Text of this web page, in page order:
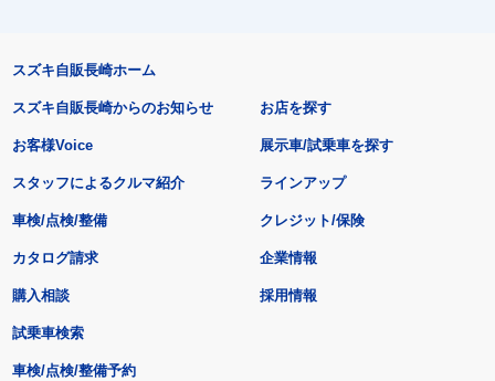
スズキ自販長崎ホーム
スズキ自販長崎からのお知らせ
お客様Voice
スタッフによるクルマ紹介
お店を探す
展示車/試乗車を探す
ラインアップ
車検/点検/整備 クレジット/保険
カタログ請求
購入相談
試乗車検索
車検/点検/整備予約
企業情報
採用情報